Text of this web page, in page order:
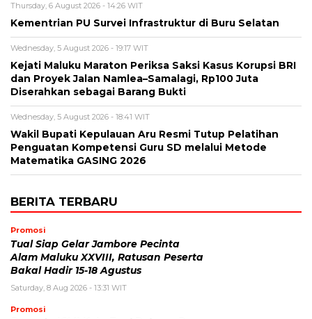
Thursday, 6 August 2026 - 14:26 WIT
Kementrian PU Survei Infrastruktur di Buru Selatan
Wednesday, 5 August 2026 - 19:17 WIT
Kejati Maluku Maraton Periksa Saksi Kasus Korupsi BRI
dan Proyek Jalan Namlea–Samalagi, Rp100 Juta
Diserahkan sebagai Barang Bukti
Wednesday, 5 August 2026 - 18:41 WIT
Wakil Bupati Kepulauan Aru Resmi Tutup Pelatihan
Penguatan Kompetensi Guru SD melalui Metode
Matematika GASING 2026
BERITA TERBARU
Promosi
Tual Siap Gelar Jambore Pecinta
Alam Maluku XXVIII, Ratusan Peserta
Bakal Hadir 15-18 Agustus
Saturday, 8 Aug 2026 - 13:31 WIT
Promosi